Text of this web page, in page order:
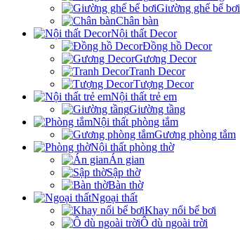
Giường ghế bể bơi
Chân bàn
Nội thất Decor
Đồng hồ Decor
Gương Decor
Tranh Decor
Tượng Decor
Nội thất trẻ em
Giường tầng
Nội thất phòng tắm
Gương phòng tắm
Nội thất phòng thờ
Án gian
Sập thờ
Bàn thờ
Ngoại thất
Khay nổi bể bơi
Ô dù ngoài trời